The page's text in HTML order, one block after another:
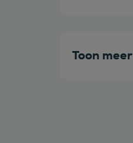
Toon meer